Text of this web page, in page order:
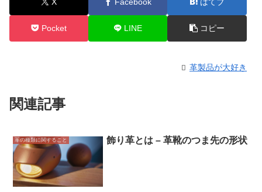
Pocket LINE コピー
革製品が大好き
関連記事
革の種類に関すること 飾り革とは – 革靴のつま先の形状